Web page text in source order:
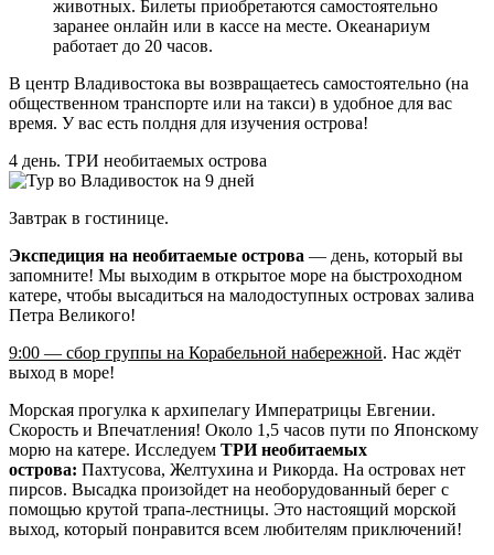
животных. Билеты приобретаются самостоятельно
заранее онлайн или в кассе на месте. Океанариум
работает до 20 часов.
В центр Владивостока вы возвращаетесь самостоятельно (на
общественном транспорте или на такси) в удобное для вас
время. У вас есть полдня для изучения острова!
4 день. ТРИ необитаемых острова
Завтрак в гостинице.
Экспедиция на необитаемые острова — день, который вы
запомните! Мы выходим в открытое море на быстроходном
катере, чтобы высадиться на малодоступных островах залива
Петра Великого!
9:00 — сбор группы на Корабельной набережной. Нас ждёт
выход в море!
Морская прогулка к архипелагу Императрицы Евгении.
Скорость и Впечатления! Около 1,5 часов пути по Японскому
морю на катере. Исследуем ТРИ необитаемых
острова: Пахтусова, Желтухина и Рикорда. На островах нет
пирсов. Высадка произойдет на необорудованный берег с
помощью крутой трапа-лестницы. Это настоящий морской
выход, который понравится всем любителям приключений!